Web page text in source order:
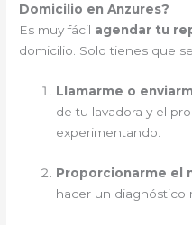
Domicilio en Anzures?
Es muy fácil agendar tu
domicilio. Solo tienes que
Llamarme o
de tu lavadora y el
experimentando.
Proporcionarme el
hacer un diagnóstico